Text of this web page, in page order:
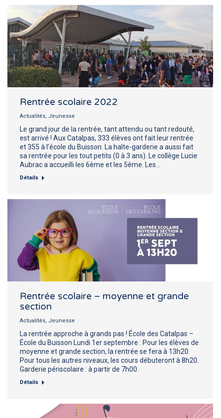
Rentrée scolaire 2022
Actualités, Jeunesse
Le grand jour de la rentrée, tant attendu ou tant redouté,
est arrivé ! Aux Catalpas, 333 élèves ont fait leur rentrée
et 355 à l’école du Buisson. La halte-garderie a aussi fait
sa rentrée pour les tout petits (0 à 3 ans). Le collège Lucie
Aubrac a accueilli les 6ème et les 5ème. Les…
Détails
Rentrée scolaire – moyenne et grande
section
Actualités, Jeunesse
La rentrée approche à grands pas ! École des Catalpas –
École du Buisson Lundi 1er septembre : Pour les élèves de
moyenne et grande section, la rentrée se fera à 13h20.
Pour tous les autres niveaux, les cours débuteront à 8h20.
Garderie périscolaire : à partir de 7h00.
Détails